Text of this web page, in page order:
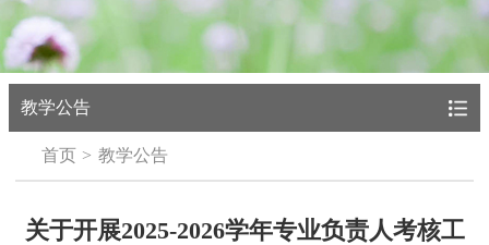
教学公告
首页 教学公告
关于开展2025-2026学年专业负责人考核工